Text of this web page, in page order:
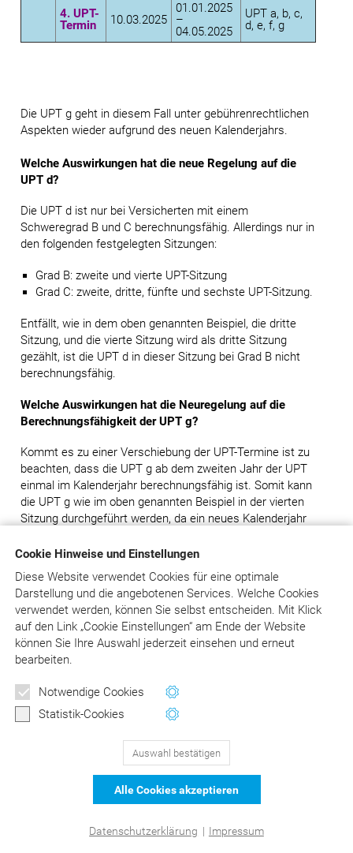
Cookie Hinweise und Einstellungen
Diese Website verwendet Cookies für eine optimale
Darstellung und die angebotenen Services. Welche Cookies
verwendet werden, können Sie selbst entscheiden. Mit Klick
aufden Link „Cookie Einstellungen“ am Ende der Website
können Sie Ihre Auswahl jederzeit einsehen und erneut
bearbeiten.
Notwendige Cookies
Statistik-Cookies
Auswahl bestätigen
Alle Cookies akzeptieren
Datenschutzerklärung | Impressum
4. UPT-
Termin
10.03.2025
01.01.2025
–
04.05.2025
UPT a, b, c,
d, e, f, g
Die UPT g geht in diesem Fall unter gebührenrechtlichen
Aspekten wieder aufgrund des neuen Kalenderjahrs.
Welche Auswirkungen hat die neue Regelung auf die
UPT d?
Die UPT d ist nur bei Versicherten mit einem
Schweregrad B und C berechnungsfähig. Allerdings nur in
den folgenden festgelegten Sitzungen:
Grad B: zweite und vierte UPT-Sitzung
Grad C: zweite, dritte, fünfte und sechste UPT-Sitzung.
Entfällt, wie in dem oben genannten Beispiel, die dritte
Sitzung, und die vierte Sitzung wird als dritte Sitzung
gezählt, ist die UPT d in dieser Sitzung bei Grad B nicht
berechnungsfähig.
Welche Auswirkungen hat die Neuregelung auf die
Berechnungsfähigkeit der UPT g?
Kommt es zu einer Verschiebung der UPT-Termine ist zu
beachten, dass die UPT g ab dem zweiten Jahr der UPT
einmal im Kalenderjahr berechnungsfähig ist. Somit kann
die UPT g wie im oben genannten Beispiel in der vierten
Sitzung durchgeführt werden, da ein neues Kalenderjahr
grundsätzlichen Regelung der zweijährigen UPT-Strecke
sowie der Fristen zwischen den einzelnen Sitzungen bei
den einzelnen Graden kommt.
Die erste UPT-Sitzung muss nach erfolgter
Befundevaluation auf jeden Fall stattfinden, da die
zweijährige UPT-Strecke erst mit der ersten UPT-Sitzung
beginnt.
Newsletter
Wertvolle Tipps und Hinweise
Jetzt anmelden